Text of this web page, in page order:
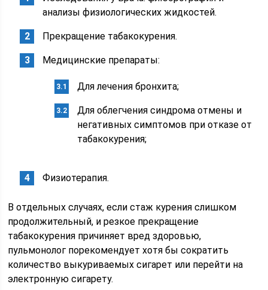
анализы физиологических жидкостей.
Прекращение табакокурения.
Медицинские препараты:
Для лечения бронхита;
Для облегчения синдрома отмены и
негативных симптомов при отказе от
табакокурения;
Физиотерапия.
В отдельных случаях, если стаж курения слишком
продолжительный, и резкое прекращение
табакокурения причиняет вред здоровью,
пульмонолог порекомендует хотя бы сократить
количество выкуриваемых сигарет или перейти на
электронную сигарету.